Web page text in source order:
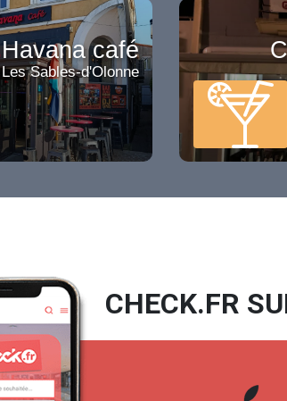
Havana café
Les Sables-d'Olonne
CHECK.FR